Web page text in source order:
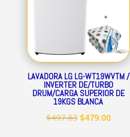
LAVADORA LG LG-WT19WVTM /
INVERTER DE/TURBO
DRUM/CARGA SUPERIOR DE
19KGS BLANCA
$497.63 El
$479.00El